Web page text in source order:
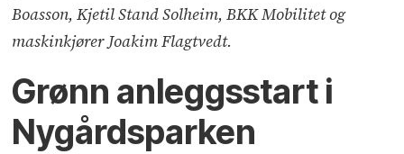
Boasson, Kjetil Stand Solheim, BKK Mobilitet og
maskinkjører Joakim Flagtvedt.
Grønn anleggsstart i
Nygårdsparken